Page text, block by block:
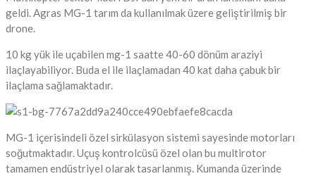
geldi. Agras MG-1 tarım da kullanılmak üzere geliştirilmiş bir
drone.
10 kg yük ile uçabilen mg-1 saatte 40-60 dönüm araziyi
ilaçlayabiliyor. Buda el ile ilaçlamadan 40 kat daha çabuk bir
ilaçlama sağlamaktadır.
MG-1 içerisindeli özel sirkülasyon sistemi sayesinde motorları
soğutmaktadır. Uçuş kontrolcüsü özel olan bu multirotor
tamamen endüstriyel olarak tasarlanmış. Kumanda üzerinde